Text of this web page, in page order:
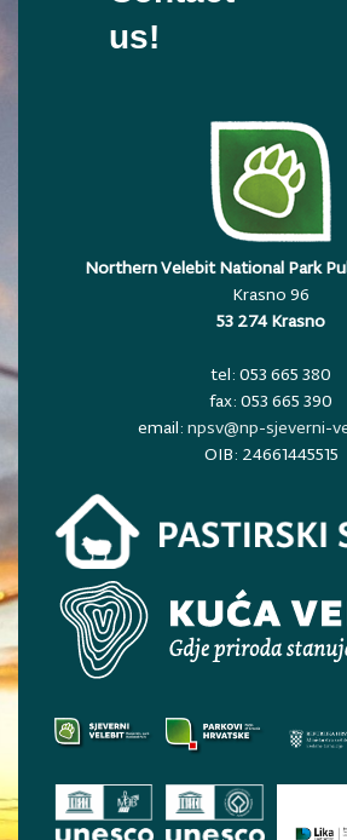
us!
Northern Velebit National Park
Krasno 96
53 274 Krasno
tel: 053 665 380
fax: 053 665 390
email: npsv@np-sjeverni-
OIB: 24661445515